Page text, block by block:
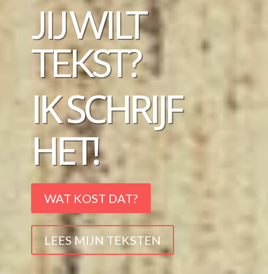
JIJ WILT
TEKST?
IK SCHRIJF
HET!
WAT KOST DAT?
LEES MIJN TEKSTEN